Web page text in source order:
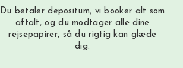
Du betaler depositum, vi booker alt som
aftalt, og du modtager alle dine
rejsepapirer, så du rigtig kan glæde
dig.